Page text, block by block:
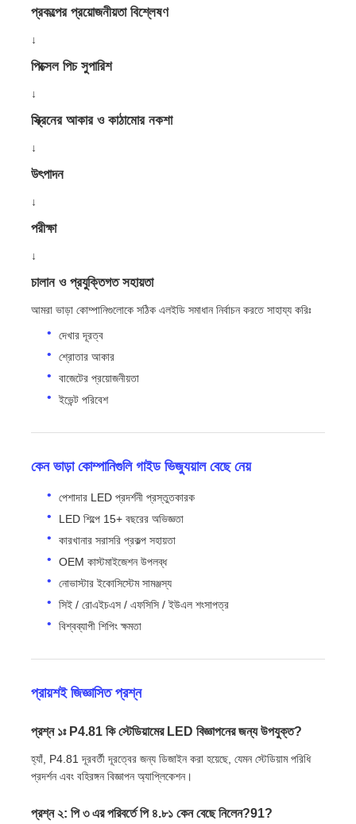
প্রকল্পের প্রয়োজনীয়তা বিশ্লেষণ
↓
পিক্সেল পিচ সুপারিশ
↓
স্ক্রিনের আকার ও কাঠামোর নকশা
↓
উৎপাদন
↓
পরীক্ষা
↓
চালান ও প্রযুক্তিগত সহায়তা
আমরা ভাড়া কোম্পানিগুলোকে সঠিক এলইডি সমাধান নির্বাচন করতে সাহায্য করিঃ
দেখার দূরত্ব
শ্রোতার আকার
বাজেটের প্রয়োজনীয়তা
ইভেন্ট পরিবেশ
কেন ভাড়া কোম্পানিগুলি গাইড ভিজ্যুয়াল বেছে নেয়
পেশাদার LED প্রদর্শনী প্রস্তুতকারক
LED শিল্পে 15+ বছরের অভিজ্ঞতা
কারখানার সরাসরি প্রকল্প সহায়তা
OEM কাস্টমাইজেশন উপলব্ধ
নোভাস্টার ইকোসিস্টেম সামঞ্জস্য
সিই / রোএইচএস / এফসিসি / ইউএল শংসাপত্র
বিশ্বব্যাপী শিপিং ক্ষমতা
প্রায়শই জিজ্ঞাসিত প্রশ্ন
প্রশ্ন ১ঃ P4.81 কি স্টেডিয়ামের LED বিজ্ঞাপনের জন্য উপযুক্ত?
হ্যাঁ, P4.81 দূরবর্তী দূরত্বের জন্য ডিজাইন করা হয়েছে, যেমন স্টেডিয়াম পরিধি
প্রদর্শন এবং বহিরঙ্গন বিজ্ঞাপন অ্যাপ্লিকেশন।
প্রশ্ন ২: পি ৩ এর পরিবর্তে পি ৪.৮১ কেন বেছে নিলেন?91?